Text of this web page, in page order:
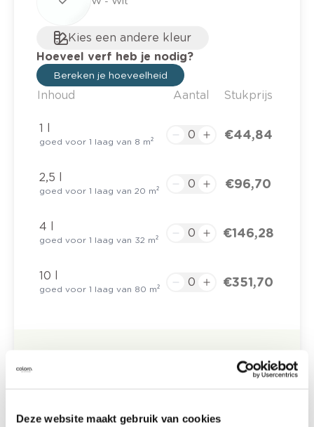
Deze website maakt gebruik van cookies
Kies een andere kleur
Hoeveel verf heb je nodig?
Bereken je hoeveelheid
Inhoud Aantal Stukprijs
1 l
goed voor 1 laag van 8 m² € 44,84
2,5 l
goed voor 1 laag van 20 m² € 96,70
4 l
goed voor 1 laag van 32 m² € 146,28
10 l
goed voor 1 laag van 80 m² € 351,70
€ 0,00
Bezorgopties